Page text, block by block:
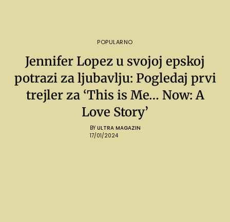
POPULARNO
Jennifer Lopez u svojoj epskoj
potrazi za ljubavlju: Pogledaj prvi
trejler za ‘This is Me… Now: A
Love Story’
BY ULTRA MAGAZIN
17/01/2024